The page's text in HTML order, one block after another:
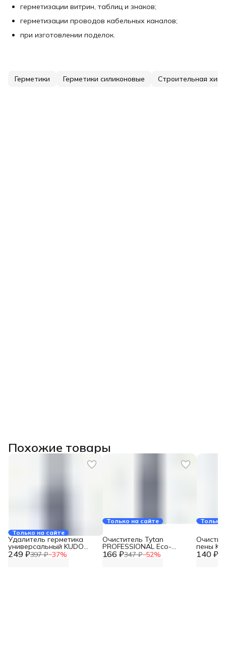
герметизации витрин, таблиц и знаков;
герметизации проводов кабельных каналов;
при изготовлении поделок.
Герметики Герметики силиконовые Строительная
Похожие товары
Только на сайте
249 ₽397 ₽−37%
Удалитель герметика
универсальный KUDO
KRS-920
Только на сайте
166 ₽347 ₽−52%
Очиститель Tytan
PROFESSIONAL Еco-
Cleaner 500 мл 246004
Только
140 ₽
пены